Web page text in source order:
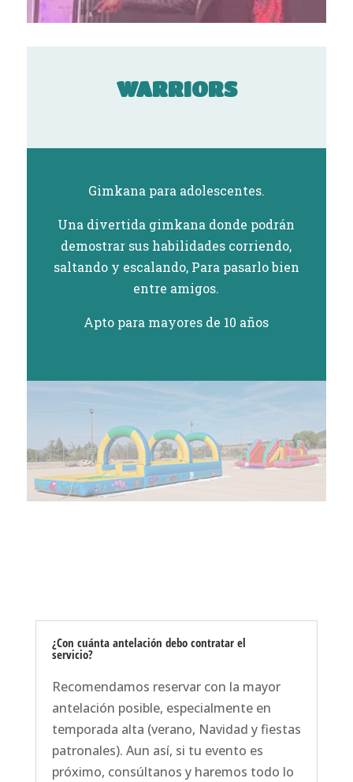
WARRIORS
Gimkana para adolescentes.
Una divertida gimkana donde podrán
demostrar sus habilidades corriendo,
saltando y escalando, Para pasarlo bien
entre amigos.
Apto para mayores de 10 años
¿Con cuánta antelación debo contratar el
servicio?
Recomendamos reservar con la mayor
antelación posible, especialmente en
temporada alta (verano, Navidad y fiestas
patronales). Aun así, si tu evento es
próximo, consúltanos y haremos todo lo